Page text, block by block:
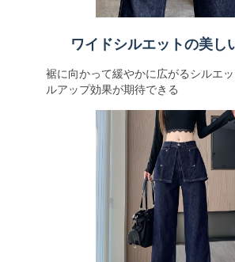
ワイドシルエットの美し
裾に向かって緩やかに広がるシルエ
ルアップ効果が期待できる